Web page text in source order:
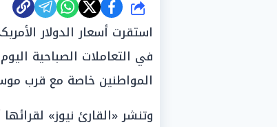
شارك
استقرت أسعار الدولار
المواطنين خاصة مع قرب
وتنشر «القارئ نيوز» لقرائها